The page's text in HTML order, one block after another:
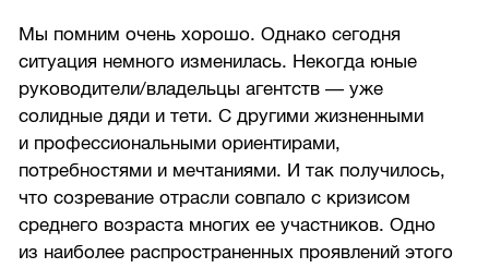
Мы помним очень хорошо. Однако сегодня
ситуация немного изменилась. Некогда юные
руководители/владельцы агентств — уже
солидные дяди и тети. С другими жизненными
и профессиональными ориентирами,
потребностями и мечтаниями. И так получилось,
что созревание отрасли совпало с кризисом
среднего возраста многих ее участников. Одно
из наиболее распространенных проявлений этого